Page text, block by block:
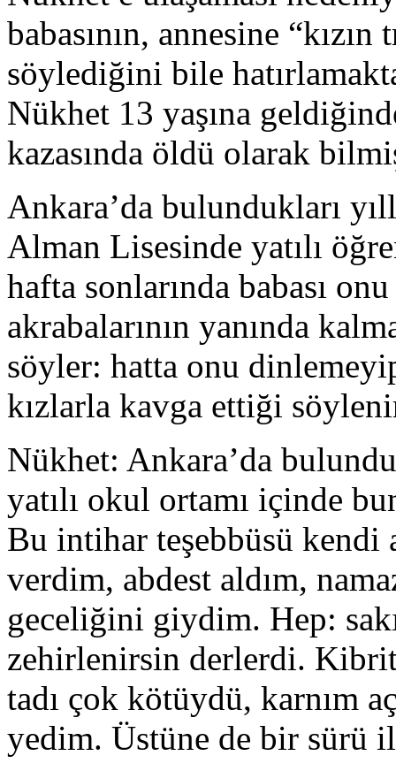
babasının, annesine
söylediğini bile
Nükhet 13 yaşına
kazasında öldü olarak
Ankara’da bulundukları
Alman Lisesinde yatılı
hafta sonlarında babası
akrabalarının yanında
söyler: hatta onu
kızlarla kavga ettiği
Nükhet: Ankara’da
yatılı okul ortamı içinde
Bu intihar teşebbüsü kendi
verdim, abdest aldım,
geceliğini giydim. Hep:
zehirlenirsin derlerdi.
tadı çok kötüydü, karnım
yedim. Üstüne de bir sürü